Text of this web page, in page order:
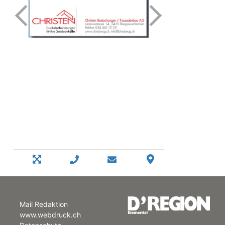
Mail Redaktion
www.webdruck.ch